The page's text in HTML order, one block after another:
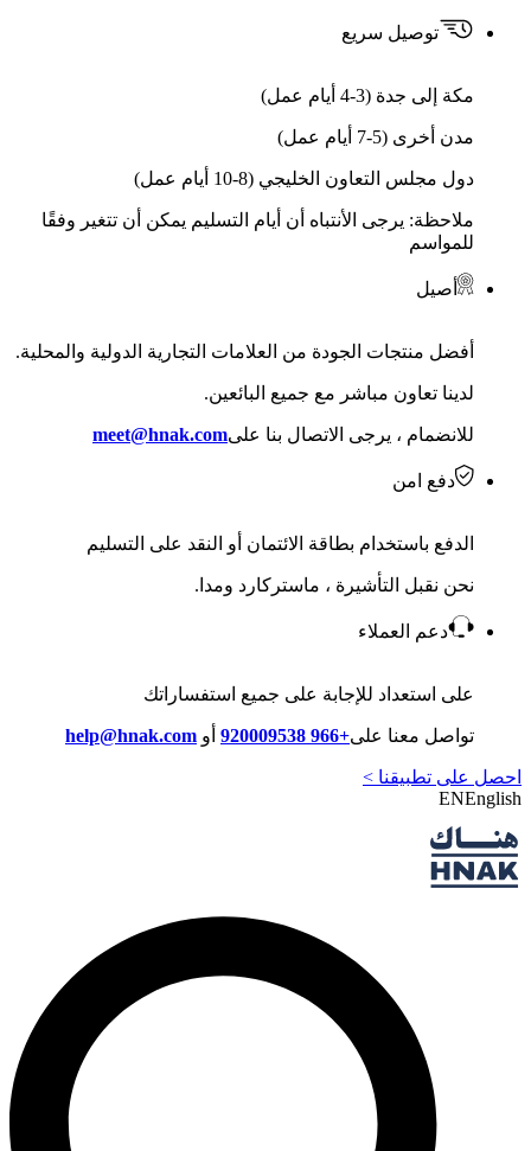
توصيل سريع
مكة إلى جدة (3-4 أيام عمل)
مدن أخرى (5-7 أيام عمل)
دول مجلس التعاون الخليجي (8-10 أيام عمل)
ملاحظة: يرجى الأنتباه أن أيام التسليم يمكن أن تتغير وفقًا
للمواسم
أصيل
أفضل منتجات الجودة من العلامات التجارية الدولية والمحلية.
لدينا تعاون مباشر مع جميع البائعين.
للانضمام ، يرجى الاتصال بنا علىmeet@hnak.com
دفع امن
الدفع باستخدام بطاقة الائتمان أو النقد على التسليم
نحن نقبل التأشيرة ، ماستركارد ومدا.
دعم العملاء
على استعداد للإجابة على جميع استفساراتك
تواصل معنا على+966 920009538 أو help@hnak.com
احصل على تطبيقنا >
ENEnglish